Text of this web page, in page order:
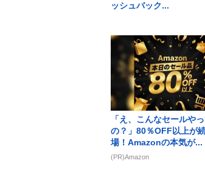
ッシュバック...
「え、こんなセールや
の？」80％OFF以上が
場！Amazonの本気が...
(PR)Amazon